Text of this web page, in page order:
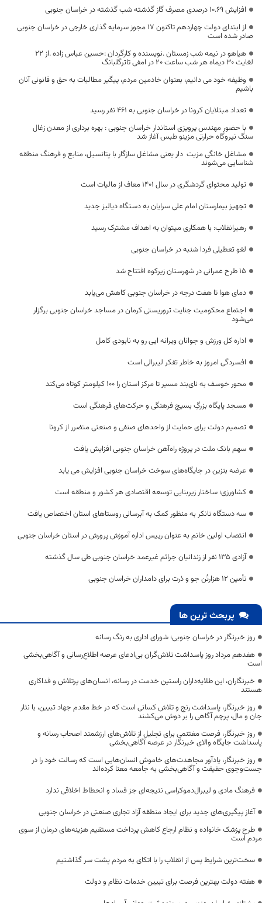
افزایش ۱۰.۶۹ درصدی مصرف گاز گذشته شب گذشته در خراسان جنوبی
از ابتدای دولت چهاردهم تاکنون ۱۷ مجوز سرمایه گذاری خارجی در خراسان جنوبی
صادر شده است
هیاهو در نیمه شب زمستان .نویسنده و کارگردان :حسین عباس زاده .از ۲۲
لغایت ۳۰ دیماه هر شب ساعت ۲۰ در امفی تاترگلبانگ
وظیفه خود می دانیم، بعنوان خادمین مردم، پیگیر مطالبات به حق و قانونی آنان
باشیم
تعداد مبتلایان کرونا در خراسان جنوبی به 461 نفر رسید
با حضور مهندس پرویزی استاندار خراسان جنوبی : بهره برداری از معدن زغال
سنگ نیروگاه حرارتی مزینو طبس آغاز شد
مشاغل خانگی مزیت ‌ دار یعنی مشاغل سازگار با پتانسیل، منابع و فرهنگ منطقه
شناسایی می‌شوند
تولید محتوای گردشگری در سال ۱۴۰۱ معاف از مالیات است
تجهیز بیمارستان امام علی سرایان به دستگاه دیالیز جدید
رهبرانقلاب: با همکاری میتوان به اهداف مشترک رسید
لغو تعطیلی فردا شنبه در خراسان جنوبی
۱۵ طرح عمرانی در شهرستان زیرکوه افتتاح شد
دمای هوا تا هفت درجه در خراسان جنوبی کاهش می‌یابد
اجتماع محکومیت جنایت تروریستی کرمان در مساجد خراسان جنوبی برگزار
می‌شود
اداره کل ورزش و جوانان ویرانه ایی رو به نابودی کامل
افسردگی امروز به خاطر تفکر لیبرالی است
محور خوسف به نای‌بند مسیر تا مرکز استان را ۱۰۰ کیلومتر کوتاه می‌کند
مسجد پایگاه بزرگِ بسیج فرهنگی و حرکت‌های فرهنگی است
تصمیم دولت برای حمایت از واحدهای صنفی و صنعتی متضرر از کرونا
سهم بانک ملت در پروژه راه‌آهن خراسان جنوبی افزایش یافت
عرضه بنزین در جایگاه‌های سوخت خراسان جنوبی افزایش می یابد
کشاورزی؛ ساختار زیربنایی توسعه اقتصادی هر کشور و منطقه است
سه دستگاه تانکر به منظور کمک به آبرسانی روستاهای استان اختصاص یافت
انتصاب اولین خانم به عنوان رییس اداره آموزش پرورش در استان خراسان جنوبی
آزادی 135 نفر از زندانیان جرائم غیرعمد خراسان جنوبی طی سال گذشته
تأمین ۱۲ هزارتُن جو و ذرت برای دامداران خراسان جنوبی
پربحث ترین ها
روز خبرنگار در خراسان جنوبی؛ شورای اداری به رنگ رسانه
هفدهم مرداد روز پاسداشت تلاش‌گران بی‌ادعای عرصه اطلاع‌رسانی و آگاهی‌بخشی
است
خبرنگاران، این طلایه‌داران راستین خدمت در رسانه، انسان‌های پرتلاش و فداکاری
هستند
روز خبرنگار، پاسداشت رنج و تلاش کسانی است که در خط مقدم جهاد تبیین، با نثار
جان و مال، پرچم آگاهی را بر دوش می‌کشند
روز خبرنگار، فرصت مغتنمی برای تجلیل از تلاش‌های ارزشمند اصحاب رسانه و
پاسداشت جایگاه والای خبرنگار در عرصه آگاهی‌بخشی
روز خبرنگار، یادآور مجاهدت‌های خاموش انسان‌هایی است که رسالت خود را در
جست‌وجوی حقیقت و آگاهی‌بخشی به جامعه معنا کرده‌اند
فرهنگ مادی و لیبرال‌دموکراسی نتیجه‌ای جز فساد و انحطاط اخلاقی ندارد
آغاز پیگیری‌های جدید برای ایجاد منطقه آزاد تجاری صنعتی در خراسان جنوبی
طرح پزشک خانواده و نظام ارجاع کاهش پرداخت مستقیم هزینه‌های درمان از سوی
مردم است
سخت‌ترین شرایط پس از انقلاب را با اتکای به مردم پشت سر گذاشتیم
هفته دولت بهترین فرصت برای تبیین خدمات نظام و دولت